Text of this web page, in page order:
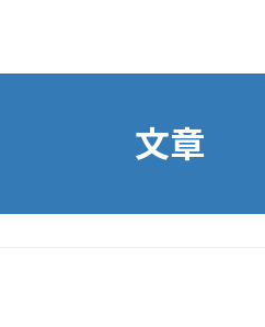
文章